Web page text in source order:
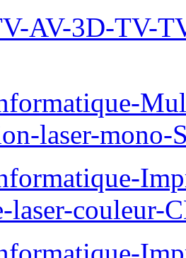
AV-3D-TV-
laser-mono-
laser-couleur-